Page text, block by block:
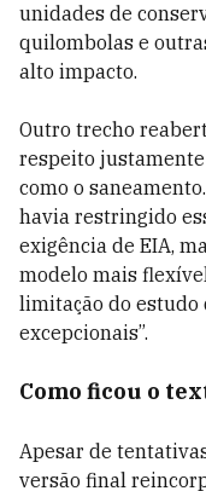
unidades de
quilombolas e
alto impacto.
Outro trecho
respeito
como o
havia restringido
exigência de EIA,
modelo mais
limitação do estudo
excepcionais”.
Como ficou o
Apesar de
versão final